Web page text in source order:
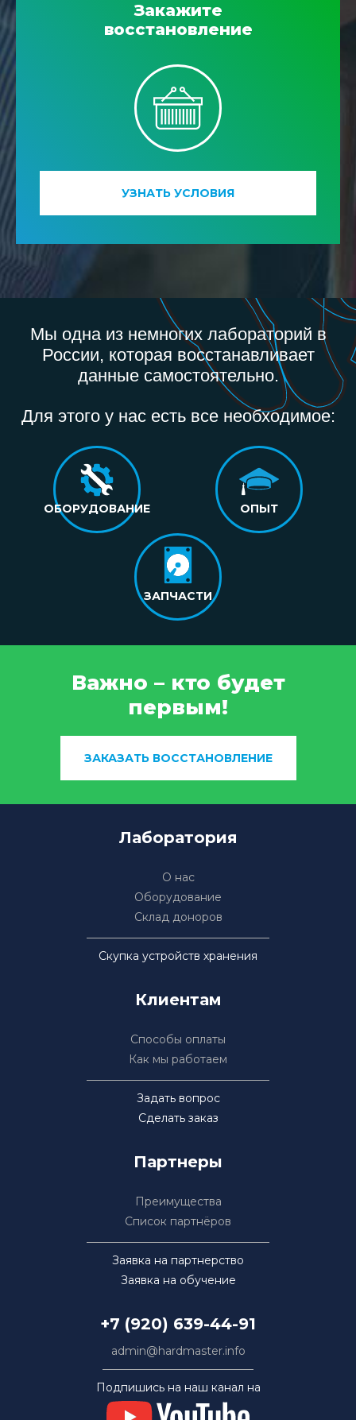
Закажите
восстановление
УЗНАТЬ УСЛОВИЯ
Мы одна из немногих лабораторий в
России, которая восстанавливает
данные самостоятельно.
Для этого у нас есть все необходимое:
ОБОРУДОВАНИЕ ОПЫТ
ЗАПЧАСТИ
Важно – кто будет
первым!
ЗАКАЗАТЬ ВОССТАНОВЛЕНИЕ
Лаборатория
О нас
Оборудование
Склад доноров
Скупка устройств хранения
Клиентам
Способы оплаты
Как мы работаем
Задать вопрос
Сделать заказ
Партнеры
Преимущества
Список партнёров
Заявка на партнерство
Заявка на обучение
+7 (920) 639-44-91
admin@hardmaster.info
Подпишись на наш канал на